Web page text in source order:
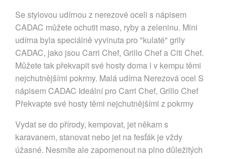
Se stylovou udírnou z nerezové oceli s nápisem
CADAC můžete ochutit maso, ryby a zeleninu. Mini
udírna byla speciálně vyvinuta pro "kulaté" grily
CADAC, jako jsou Carri Chef, Grillo Chef a Citi Chef.
Můžete tak překvapit své hosty doma i v kempu těmi
nejchutnějšími pokrmy. Malá udírna Nerezová ocel S
nápisem CADAC Ideální pro Carri Chef, Grillo Chef
Překvapte své hosty těmi nejchutnějšími z pokrmy
Vydat se do přírody, kempovat, jet někam s
karavanem, stanovat nebo jet na fesťák je vždy
úžasné. Nesmíte ale zapomenout na plno důležitých